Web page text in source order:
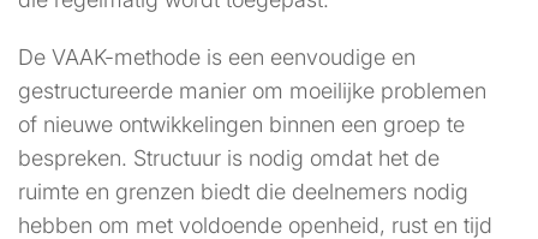
De VAAK-methode is een eenvoudige en
gestructureerde manier om moeilijke problemen
of nieuwe ontwikkelingen binnen een groep te
bespreken. Structuur is nodig omdat het de
ruimte en grenzen biedt die deelnemers nodig
hebben om met voldoende openheid, rust en tijd